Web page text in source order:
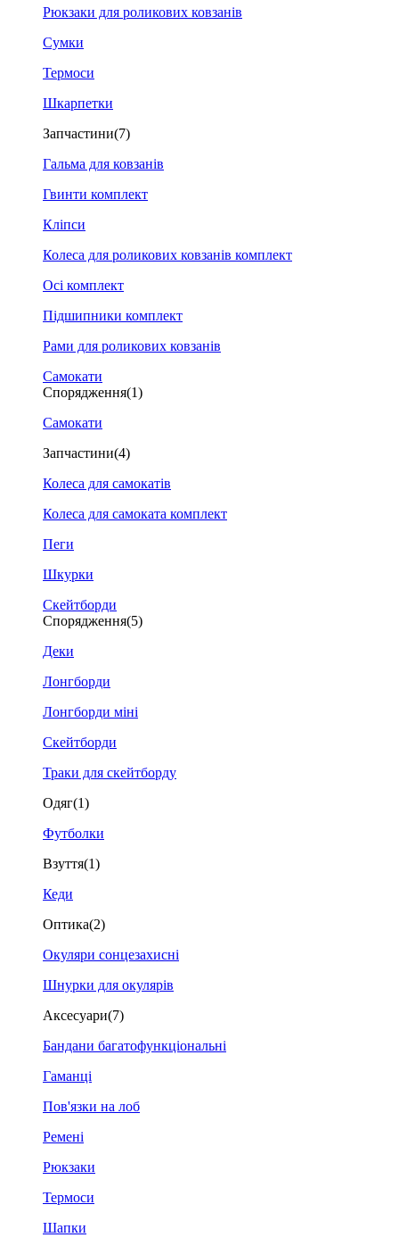
Рюкзаки для роликових ковзанів
Сумки
Термоси
Шкарпетки
Запчастини(7)
Гальма для ковзанів
Гвинти комплект
Кліпси
Колеса для роликових ковзанів комплект
Осі комплект
Підшипники комплект
Рами для роликових ковзанів
Самокати
Спорядження(1)
Самокати
Запчастини(4)
Колеса для самокатів
Колеса для самоката комплект
Пеги
Шкурки
Скейтборди
Спорядження(5)
Деки
Лонгборди
Лонгборди міні
Скейтборди
Траки для скейтборду
Одяг(1)
Футболки
Взуття(1)
Кеди
Оптика(2)
Окуляри сонцезахисні
Шнурки для окулярів
Аксесуари(7)
Бандани багатофункціональні
Гаманці
Пов'язки на лоб
Ремені
Рюкзаки
Термоси
Шапки